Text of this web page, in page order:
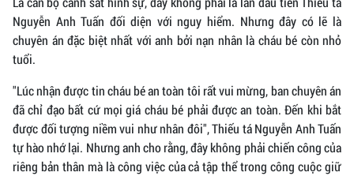
Nguyễn Anh Tuấn đối diện với nguy hiểm. Nhưng đây có lẽ là
chuyên án đặc biệt nhất với anh bởi nạn nhân là cháu bé còn nhỏ
tuổi.
"Lúc nhận được tin cháu bé an toàn tôi rất vui mừng, ban chuyên án
đã chỉ đạo bất cứ mọi giá cháu bé phải được an toàn. Đến khi bắt
được đối tượng niềm vui như nhân đôi", Thiếu tá Nguyễn Anh Tuấn
tự hào nhớ lại. Nhưng anh cho rằng, đây không phải chiến công của
riêng bản thân mà là công việc của cả tập thể trong công cuộc giữ